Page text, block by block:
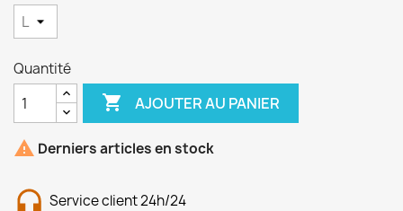
Quantité
 AJOUTER AU PANIER
 Derniers articles en stock
Service client 24h/24